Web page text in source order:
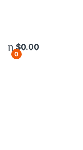
0
$0.00